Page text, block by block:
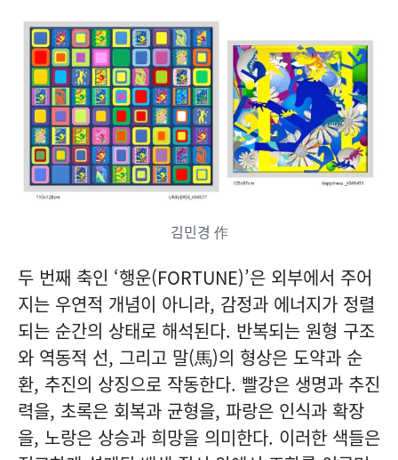
김민경 作
두 번째 축인 ‘행운(FORTUNE)’은 외부에서 주어
지는 우연적 개념이 아니라, 감정과 에너지가 정렬
되는 순간의 상태로 해석된다. 반복되는 원형 구조
와 역동적 선, 그리고 말(馬)의 형상은 도약과 순
환, 추진의 상징으로 작동한다. 빨강은 생명과 추진
력을, 초록은 회복과 균형을, 파랑은 인식과 확장
을, 노랑은 상승과 희망을 의미한다. 이러한 색들은